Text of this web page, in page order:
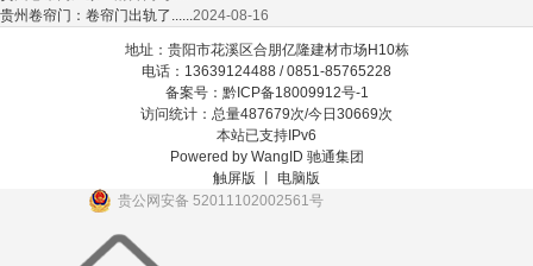
贵州卷帘门：卷帘门出轨了......2024-08-16
地址：贵阳市花溪区合朋亿隆建材市场H10栋
电话：13639124488 / 0851-85765228
备案号：黔ICP备18009912号-1
访问统计：总量487679次/今日30669次
本站已支持IPv6
Powered by WangID 驰通集团
触屏版 丨 电脑版
贵公网安备 52011102002561号